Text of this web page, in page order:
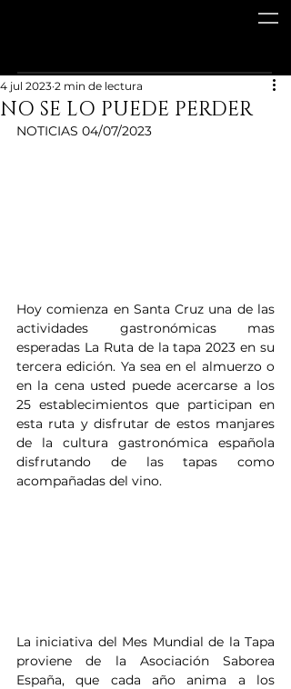
NO SE LO PUEDE PERDER
4 jul 2023 2 min de lectura
NOTICIAS 04/07/2023
Hoy comienza en Santa Cruz una de las
actividades gastronómicas mas
esperadas La Ruta de la tapa 2023 en su
tercera edición. Ya sea en el almuerzo o
en la cena usted puede acercarse a los
25 establecimientos que participan en
esta ruta y disfrutar de estos manjares
de la cultura gastronómica española
disfrutando de las tapas como
acompañadas del vino.
La iniciativa del Mes Mundial de la Tapa
proviene de la Asociación Saborea
España, que cada año anima a los